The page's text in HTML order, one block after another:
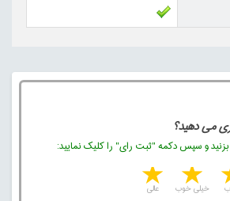
می دهید؟
و سپس دکمه "ثبت رای" را کلیک نمایید:
4 stars 3 stars عالی خیلی خوب